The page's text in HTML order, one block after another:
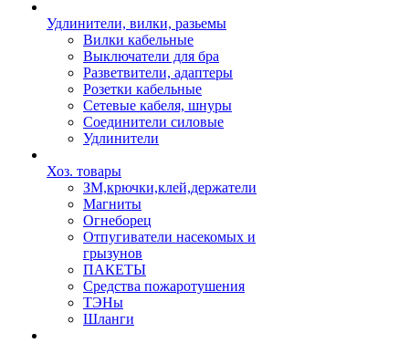
Удлинители, вилки, разьемы
Вилки кабельные
Выключатели для бра
Разветвители, адаптеры
Розетки кабельные
Сетевые кабеля, шнуры
Соединители силовые
Удлинители
Хоз. товары
ЗМ,крючки,клей,держатели
Магниты
Огнеборец
Отпугиватели насекомых и
грызунов
ПАКЕТЫ
Средства пожаротушения
ТЭНы
Шланги